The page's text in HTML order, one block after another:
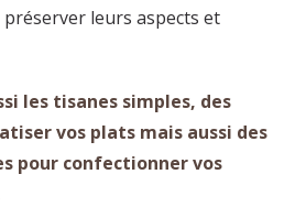
leurs aspects et
les tisanes simples, des
vos plats mais aussi des
pour confectionner vos